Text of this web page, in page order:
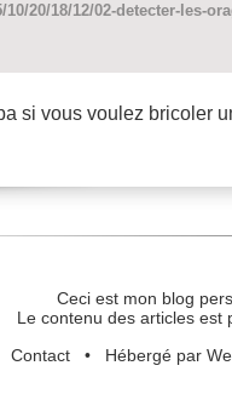
20/18/12/02-detecter-les-
si vous voulez bricoler
Ceci est mon blog
Le contenu des articles est
Contact• Hébergé par